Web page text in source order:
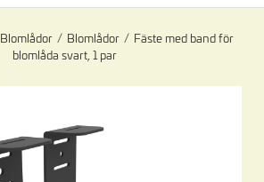
Blomlådor / Blomlådor / Fäste med band för
blomlåda svart, 1 par